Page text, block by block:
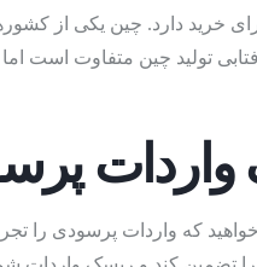
خرید دارد. چین یکی از
که واردات پرسودی را